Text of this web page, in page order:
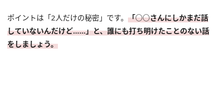
ポイントは「2人だけの秘密」です。 「○○さんにしかまだ話
していないんだけど……」と、誰にも打ち明けたことのない話
をしましょう。